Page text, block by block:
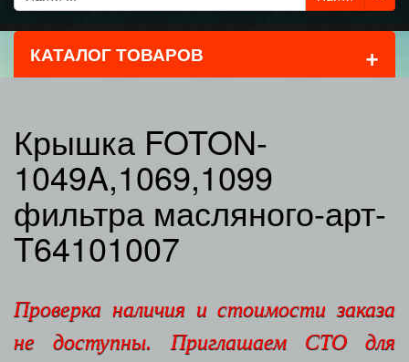
КАТАЛОГ ТОВАРОВ +
Крышка FOTON-
1049A,1069,1099
фильтра масляного-арт-
T64101007
Проверка наличия и стоимости заказа
не доступны. Приглашаем СТО для